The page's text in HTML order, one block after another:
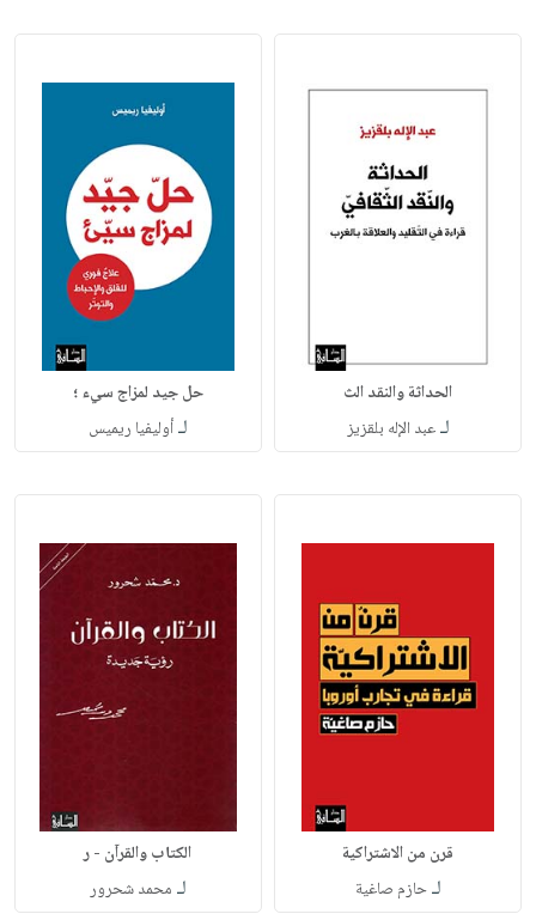
الحداثة والنقد الث
لـعبد الإله بلقزيز
حل جيد لمزاج سيء ؛
لـأوليفيا ريميس
قرن من الاشتراكية
لـحازم صاغية
الكتاب والقرآن - ر
لـ محمد شحرور